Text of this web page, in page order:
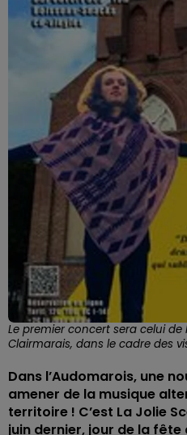
Le premier concert sera celui de
Clairmarais, dans le cadre des
Dans l’Audomarois, une
amener de la musique
territoire ! C’est La Jolie
juin dernier, jour de la fête